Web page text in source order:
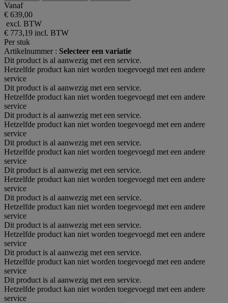
Vanaf
€ 639,00
excl. BTW
€ 773,19 incl. BTW
Per stuk
Artikelnummer : Selecteer een variatie
Dit product is al aanwezig met een service.
Hetzelfde product kan niet worden toegevoegd met een andere
service
Dit product is al aanwezig met een service.
Hetzelfde product kan niet worden toegevoegd met een andere
service
Dit product is al aanwezig met een service.
Hetzelfde product kan niet worden toegevoegd met een andere
service
Dit product is al aanwezig met een service.
Hetzelfde product kan niet worden toegevoegd met een andere
service
Dit product is al aanwezig met een service.
Hetzelfde product kan niet worden toegevoegd met een andere
service
Dit product is al aanwezig met een service.
Hetzelfde product kan niet worden toegevoegd met een andere
service
Dit product is al aanwezig met een service.
Hetzelfde product kan niet worden toegevoegd met een andere
service
Dit product is al aanwezig met een service.
Hetzelfde product kan niet worden toegevoegd met een andere
service
Dit product is al aanwezig met een service.
Hetzelfde product kan niet worden toegevoegd met een andere
service